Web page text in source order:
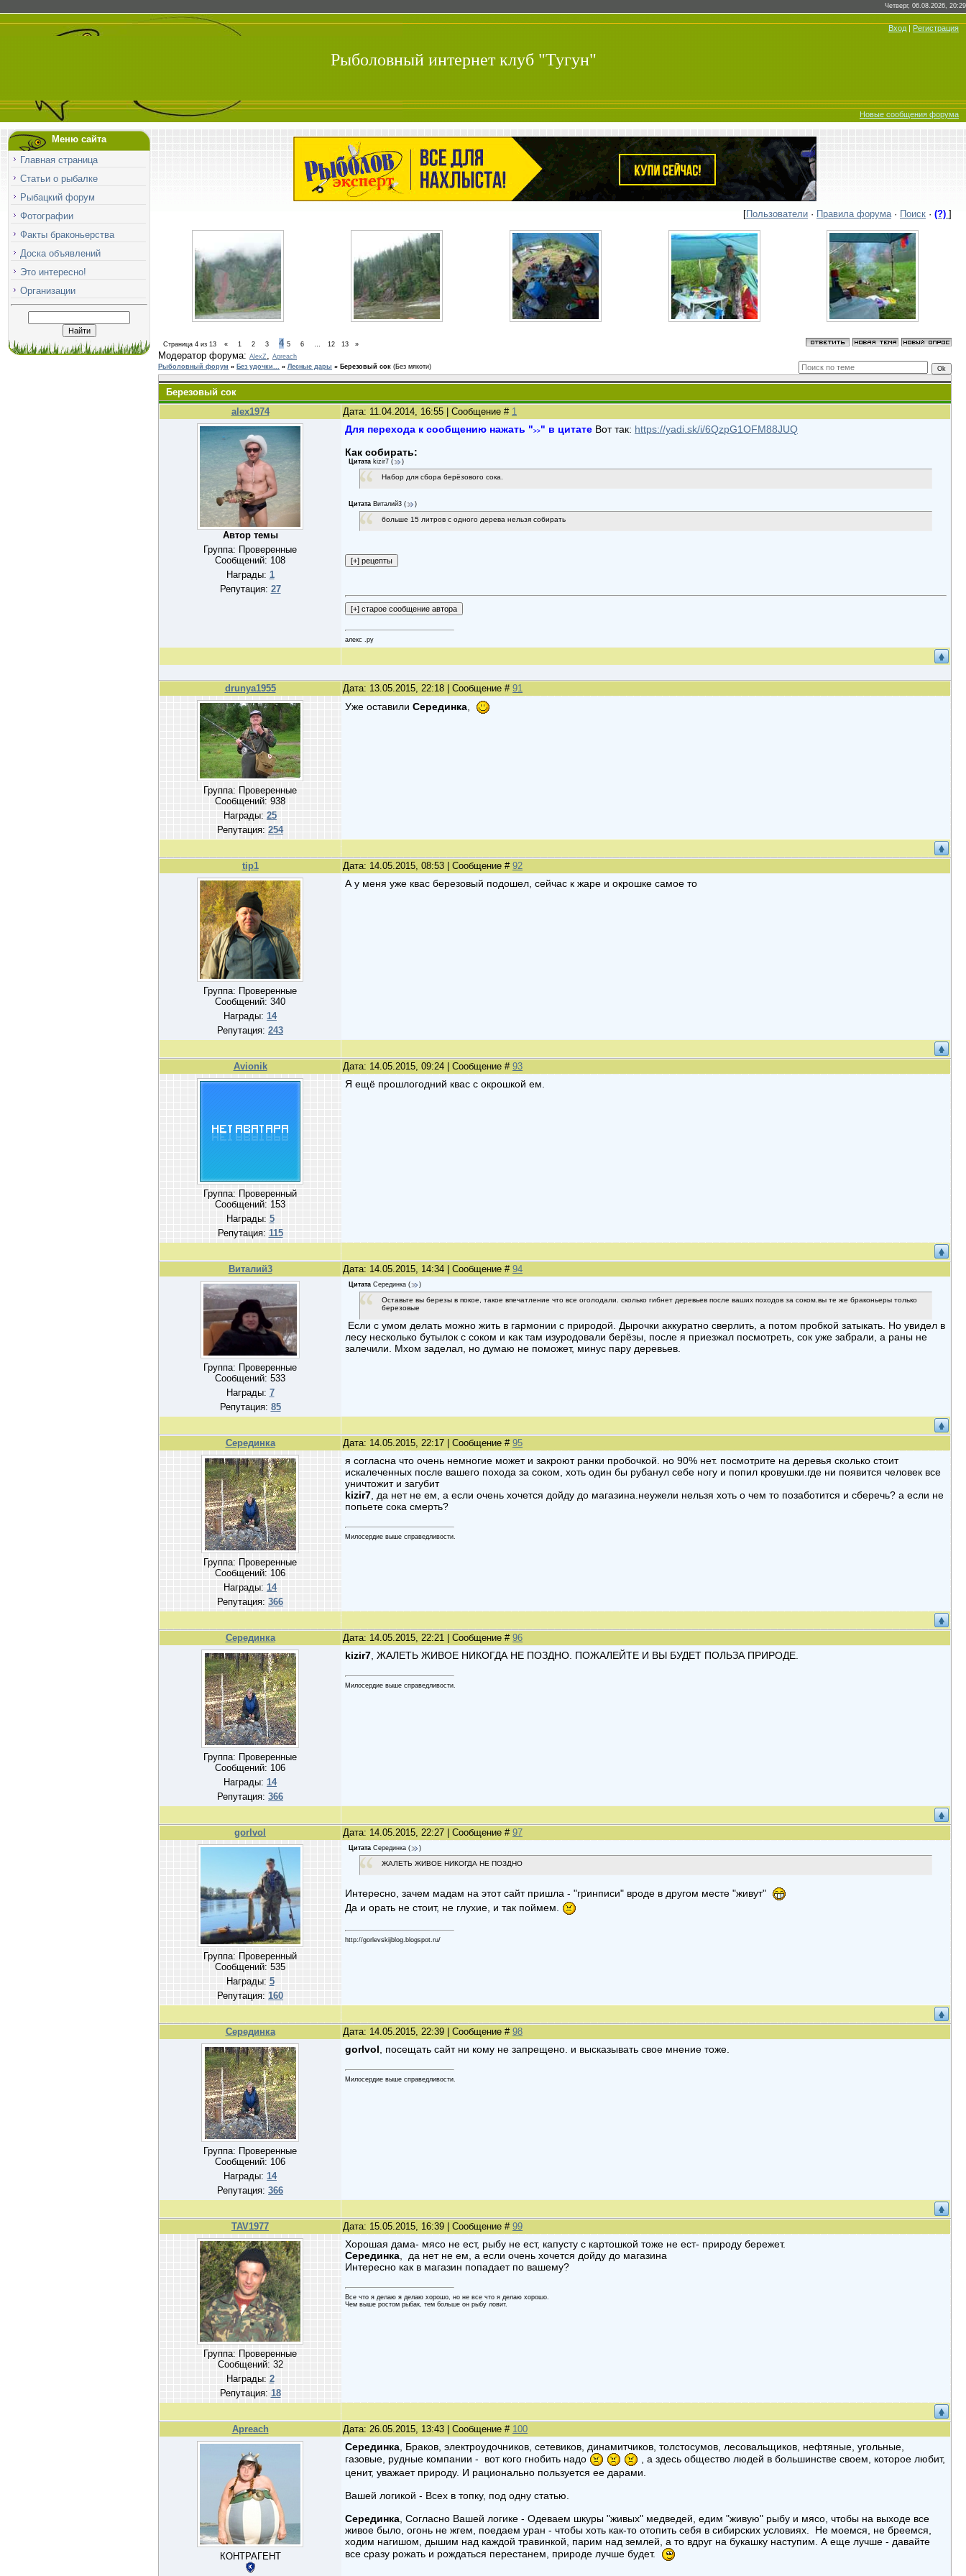
Четверг, 06.08.2026, 20:29
Вход | Регистрация
Рыболовный интернет клуб "Тугун"
Новые сообщения форума
Меню сайта
Главная страница
Статьи о рыбалке
Рыбацкий форум
Фотографии
Факты браконьерства
Доска объявлений
Это интересно!
Организации
[Пользователи · Правила форума· Поиск · (?) ]
Страница 4 из 13 « 1 2 3 4 5 6 … 12 13 »
Модератор форума: AlexZ, Apreach
Рыболовный форум » Без удочки... » Лесные дары » Березовый сок (Без мякоти)
Березовый сок
alex1974
Дата: 11.04.2014, 16:55 | Сообщение # 1
Автор темы
Группа: Проверенные
Сообщений: 108
Награды: 1
Репутация: 27
Для перехода к сообщению нажать ">>" в цитате Вот так: https://yadi.sk/i/6QzpG1OFM88JUQ
Как собирать:
Цитата kizir7 ( )
Набор для сбора берёзового сока.
Цитата Виталий3 ( )
больше 15 литров с одного дерева нельзя собирать
алекс .ру
drunya1955 Дата: 13.05.2015, 22:18 | Сообщение # 91
Группа: Проверенные
Сообщений: 938
Награды: 25
Репутация: 254
Уже оставили Серединка
tip1 Дата: 14.05.2015, 08:53 | Сообщение # 92
Группа: Проверенные
Сообщений: 340
Награды: 14
Репутация: 243
А у меня уже квас березовый подошел, сейчас к жаре и окрошке самое то
Avionik Дата: 14.05.2015, 09:24 | Сообщение # 93
Группа: Проверенный
Сообщений: 153
Награды: 5
Репутация: 115
Я ещё прошлогодний квас с окрошкой ем.
Виталий3 Дата: 14.05.2015, 14:34 | Сообщение # 94
Группа: Проверенные
Сообщений: 533
Награды: 7
Репутация: 85
Цитата Серединка ( )
Оставьте вы березы в покое, такое впечатление что все оголодали. сколько гибнет деревьев после ваших походов за соком.вы те же браконьеры только
березовые
Если с умом делать можно жить в гармонии с природой. Дырочки аккуратно сверлить, а потом пробкой затыкать. Но увидел в
лесу несколько бутылок с соком и как там изуродовали берёзы, после я приезжал посмотреть, сок уже забрали, а раны не
залечили. Мхом заделал, но думаю не поможет, минус пару деревьев.
Серединка Дата: 14.05.2015, 22:17 | Сообщение # 95
Группа: Проверенные
Сообщений: 106
Награды: 14
Репутация: 366
я согласна что очень немногие может и закроют ранки пробочкой. но 90% нет. посмотрите на деревья сколько стоит
искалеченных после вашего похода за соком, хоть один бы рубанул себе ногу и попил кровушки.где ни появится человек все
уничтожит и загубит
kizir7 , да нет не ем, а если очень хочется дойду до магазина.неужели нельзя хоть о чем то позаботится и сберечь? а если не
попьете сока смерть?
Милосердие выше справедливости.
Серединка Дата: 14.05.2015, 22:21 | Сообщение # 96
Группа: Проверенные
Сообщений: 106
Награды: 14
Репутация: 366
kizir7 , ЖАЛЕТЬ ЖИВОЕ НИКОГДА НЕ ПОЗДНО. ПОЖАЛЕЙТЕ И ВЫ БУДЕТ ПОЛЬЗА ПРИРОДЕ.
Милосердие выше справедливости.
gorlvol Дата: 14.05.2015, 22:27 | Сообщение # 97
Группа: Проверенный
Сообщений: 535
Награды: 5
Репутация: 160
Цитата Серединка ( )
ЖАЛЕТЬ ЖИВОЕ НИКОГДА НЕ ПОЗДНО
Интересно, зачем мадам на этот сайт пришла - "гринписи" вроде в другом месте "живут"
Да и орать не стоит, не глухие, и так поймем.
http://gorlevskijblog.blogspot.ru/
Серединка Дата: 14.05.2015, 22:39 | Сообщение # 98
Группа: Проверенные
Сообщений: 106
Награды: 14
Репутация: 366
gorlvol , посещать сайт ни кому не запрещено. и высказывать свое мнение тоже.
Милосердие выше справедливости.
TAV1977 Дата: 15.05.2015, 16:39 | Сообщение # 99
Группа: Проверенные
Сообщений: 32
Награды: 2
Репутация: 18
Хорошая дама- мясо не ест, рыбу не ест, капусту с картошкой тоже не ест- природу бережет.
Серединка , да нет не ем, а если очень хочется дойду до магазина
Интересно как в магазин попадает по вашему?
Все что я делаю я делаю хорошо, но не все что я делаю хорошо.
Чем выше ростом рыбак, тем больше он рыбу ловит.
Apreach Дата: 26.05.2015, 13:43 | Сообщение # 100
КОНТРАГЕНТ
Серединка , Браков, электроудочников, сетевиков, динамитчиков, толстосумов, лесовальщиков, нефтяные, угольные,
газовые, рудные компании - вот кого гнобить надо
, а здесь общество людей в большинстве своем, которое любит,
ценит, уважает природу. И рационально пользуется ее дарами.
Вашей логикой - Всех в топку, под одну статью.
Серединка , Согласно Вашей логике - Одеваем шкуры "живых" медведей, едим "живую" рыбу и мясо, чтобы на выходе все
живое было, огонь не жгем, поедаем уран - чтобы хоть как-то отопить себя в сибирских условиях. Не моемся, не бреемся,
ходим нагишом, дышим над каждой травинкой, парим над землей, а то вдруг на букашку наступим. А еще лучше - давайте
все сразу рожать и рождаться перестанем, природе лучше будет.